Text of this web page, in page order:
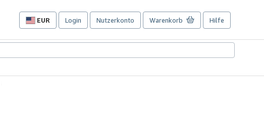
EUR
Seite
Einkaufseinstellungen.
Login Nutzerkonto Warenkorb Hilfe